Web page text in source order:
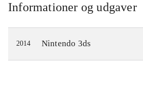
Informationer og udgaver
2014 Nintendo 3ds